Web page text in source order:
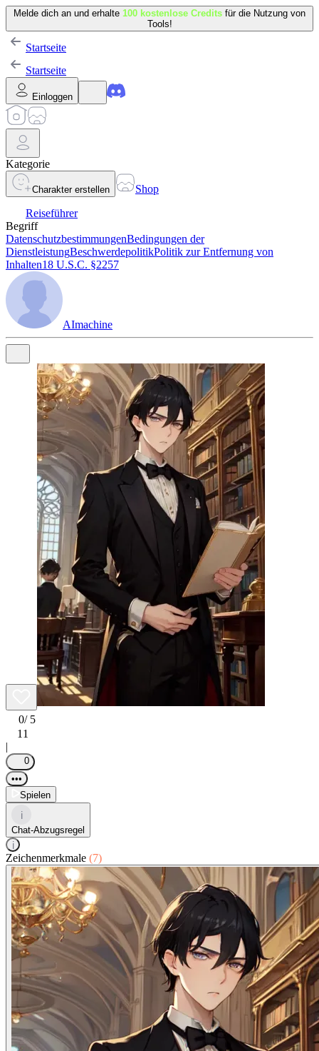
Melde dich an und erhalte 100 kostenlose Credits für die Nutzung von
Tools!
Startseite
Startseite
Einloggen
Kategorie
Charakter erstellen
Shop
Reiseführer
Begriff
DatenschutzbestimmungenBedingungen der
DienstleistungBeschwerdepolitikPolitik zur Entfernung von
Inhalten18 U.S.C. §2257
AImachine
0/ 5
11
|
0
•••
Spielen
i
Chat-Abzugsregel
i
Zeichenmerkmale (7)